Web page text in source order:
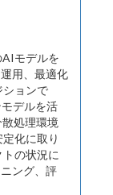
AIモデルを
用、最適化
ションで
デルを活
処理環境
化に取り
の状況に
ング、評